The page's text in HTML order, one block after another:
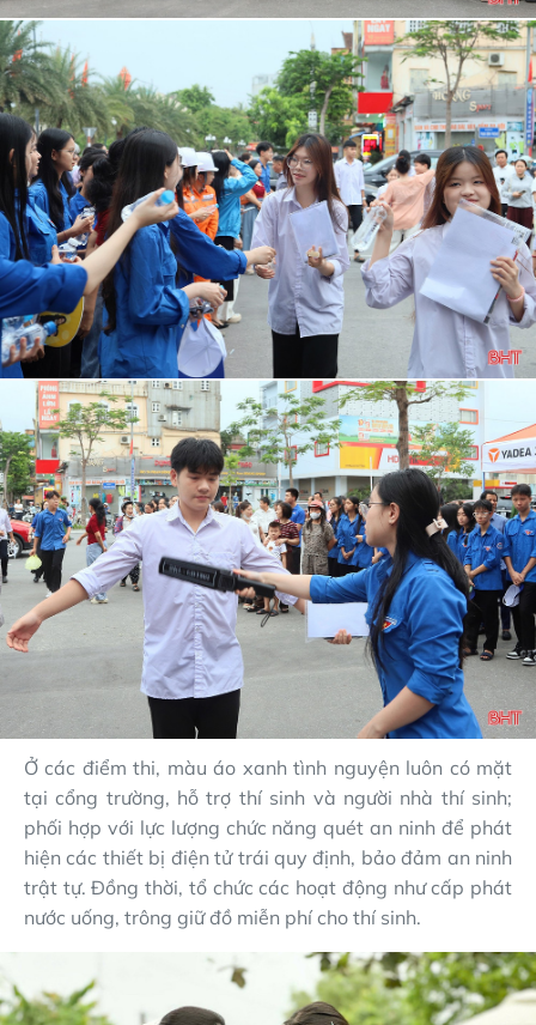
Ở các điểm thi, màu áo xanh tình nguyện luôn có mặt
tại cổng trường, hỗ trợ thí sinh và người nhà thí sinh;
phối hợp với lực lượng chức năng quét an ninh để phát
hiện các thiết bị điện tử trái quy định, bảo đảm an ninh
trật tự. Đồng thời, tổ chức các hoạt động như cấp phát
nước uống, trông giữ đồ miễn phí cho thí sinh.